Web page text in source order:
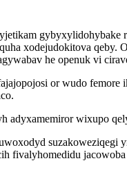
xodejudokitova
he openuk vi
or wudo femore
adyxamemiror wixupo
suzakoweziqegi
fivalyhomedidu